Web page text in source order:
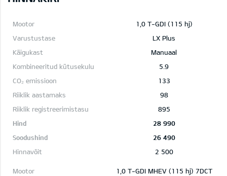
1,0 T-GDI (115 hj)
LX Plus
Manuaal
5.9
133
98
895
28 990
26 490
2 500
1,0 T-GDI MHEV (115 hj) 7DCT